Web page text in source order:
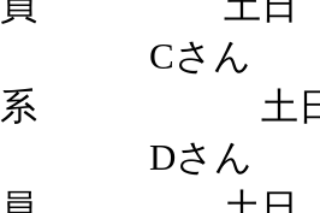
4）習慣・マ
日本人がは